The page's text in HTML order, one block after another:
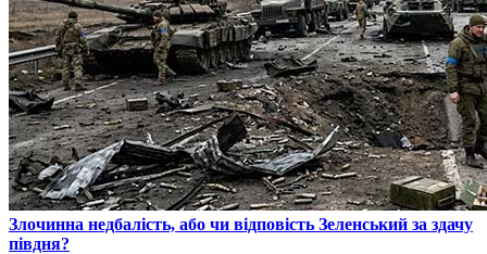
​Злочинна недбалість, або чи відповість Зеленський за здачу
півдня?